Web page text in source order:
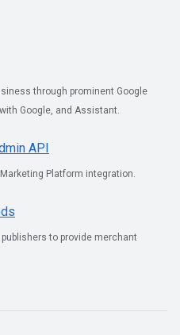
through prominent Google
Google, and Assistant.
API
Platform integration.
to provide merchant